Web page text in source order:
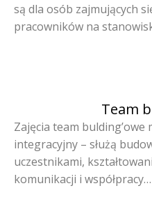
są dla osób zajmujących
pracowników na
Team
Zajęcia team bulding’owe
integracyjny – służą
uczestnikami,
komunikacji i współpracy…